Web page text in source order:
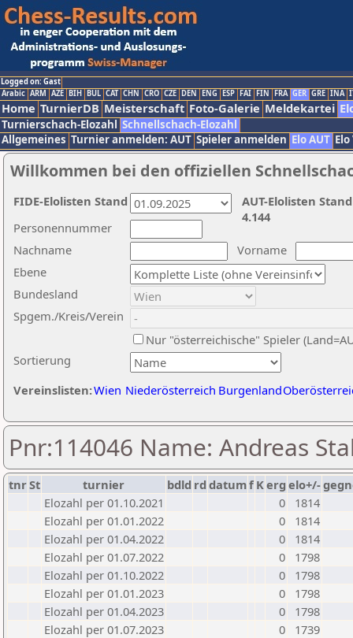
Logged on: Gast
Arabic ARM AZE BIH BUL CAT CHN CRO CZE DEN ENG ESP FAI FIN FRA GER GRE INA
Home TurnierDB Meisterschaft Foto-Galerie Meldekartei
Turnierschach-Elozahl Schnellschach-Elozahl
Allgemeines Turnier anmelden: AUT Spieler anmelden Elo AUT
Willkommen bei den offiziellen
Nachname
Vorname
Ebene
Sortierung
Personennummer
Bundesland
Spgem./Kreis/Verein
Nur "österreichische" Spieler
Vereinslisten:Wien Niederösterreich Burgenland
AUT-Elolisten
4.144
FIDE-Elolisten Stand
Pnr:114046 Name: Andreas
tnrSt turnier bdld rd datumf Kerg elo+/-
Elozahl per 01.10.2021
0
1814
Elozahl per 01.01.2022
0
1814
Elozahl per 01.04.2022
0
1814
Elozahl per 01.07.2022
0
1798
Elozahl per 01.10.2022
0
1798
Elozahl per 01.01.2023
0
1798
Elozahl per 01.04.2023
0
1798
Elozahl per 01.07.2023
0
1739